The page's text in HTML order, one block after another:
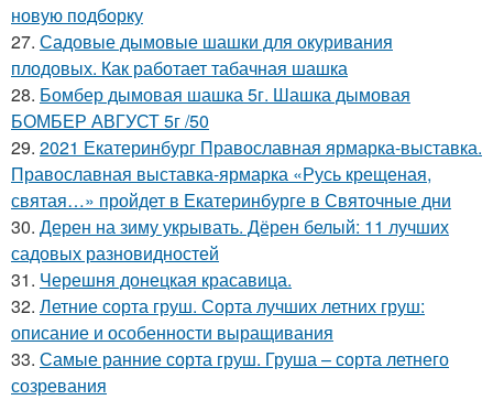
новую подборку
27. Садовые дымовые шашки для окуривания
плодовых. Как работает табачная шашка
28. Бомбер дымовая шашка 5г. Шашка дымовая
БОМБЕР АВГУСТ 5г /50
29. 2021 Екатеринбург Православная ярмарка-выставка.
Православная выставка-ярмарка «Русь крещеная,
святая…» пройдет в Екатеринбурге в Святочные дни
30. Дерен на зиму укрывать. Дёрен белый: 11 лучших
садовых разновидностей
31. Черешня донецкая красавица.
32. Летние сорта груш. Сорта лучших летних груш:
описание и особенности выращивания
33. Самые ранние сорта груш. Груша – сорта летнего
созревания